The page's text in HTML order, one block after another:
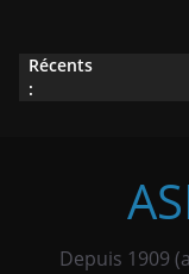
contenu
Récents
:
Depuis 1909